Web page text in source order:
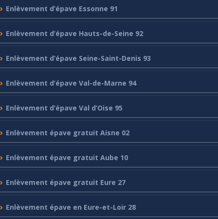
Enlèvement d’épave Essonne 91
Enlèvement d’épave Hauts-de-Seine 92
Enlèvement d’épave Seine-Saint-Denis 93
Enlèvement d’épave Val-de-Marne 94
Enlèvement d’épave Val d’Oise 95
Enlèvement épave gratuit Aisne 02
Enlèvement épave gratuit Aube 10
Enlèvement épave gratuit Eure 27
Enlèvement épave en Eure-et-Loir 28